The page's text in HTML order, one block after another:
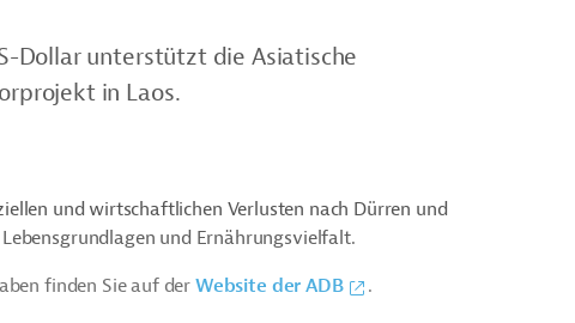
Dollar unterstützt die Asiatische
in Laos.
und wirtschaftlichen Verlusten nach Dürren und
und Ernährungsvielfalt.
finden Sie auf der Website der ADB
.